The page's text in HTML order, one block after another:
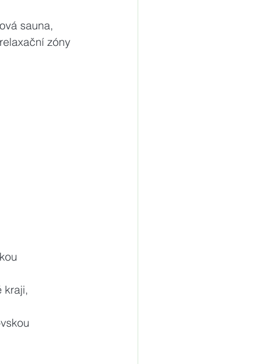
sauna,
zóny
kraji,